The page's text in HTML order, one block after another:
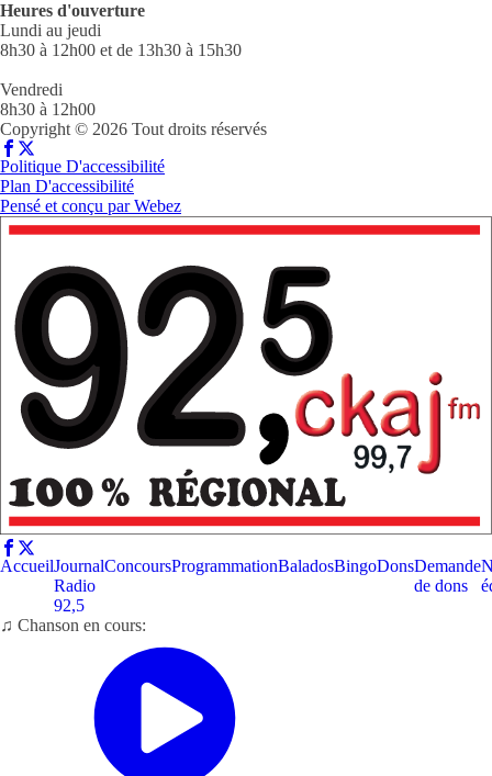
Heures d'ouverture
Lundi au jeudi
8h30 à 12h00 et de 13h30 à 15h30
Vendredi
8h30 à 12h00
Copyright © 2026 Tout droits réservés
Politique D'accessibilité
Plan D'accessibilité
Pensé et conçu parWebez
AccueilJournal
Radio
92,5
ConcoursProgrammationBaladosBingoDonsDemande
de dons
♫ Chanson en cours: